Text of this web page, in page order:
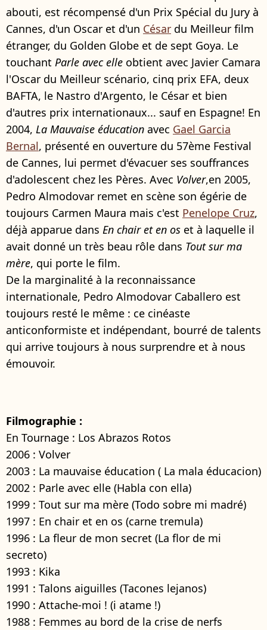
abouti, est récompensé d'un Prix Spécial du Jury à
Cannes, d'un Oscar et d'un César du Meilleur film
étranger, du Golden Globe et de sept Goya. Le
touchant Parle avec elle obtient avec Javier Camara
l'Oscar du Meilleur scénario, cinq prix EFA, deux
BAFTA, le Nastro d'Argento, le César et bien
d'autres prix internationaux... sauf en Espagne! En
2004, La Mauvaise éducation avec Gael Garcia
Bernal, présenté en ouverture du 57ème Festival
de Cannes, lui permet d'évacuer ses souffrances
d'adolescent chez les Pères. Avec Volver,en 2005,
Pedro Almodovar remet en scène son égérie de
toujours Carmen Maura mais c'est Penelope Cruz,
déjà apparue dans En chair et en os et à laquelle il
avait donné un très beau rôle dans Tout sur ma
mère, qui porte le film.
De la marginalité à la reconnaissance
internationale, Pedro Almodovar Caballero est
toujours resté le même : ce cinéaste
anticonformiste et indépendant, bourré de talents
qui arrive toujours à nous surprendre et à nous
émouvoir.
Filmographie :
En Tournage : Los Abrazos Rotos
2006 : Volver
2003 : La mauvaise éducation ( La mala éducacion)
2002 : Parle avec elle (Habla con ella)
1999 : Tout sur ma mère (Todo sobre mi madré)
1997 : En chair et en os (carne tremula)
1996 : La fleur de mon secret (La flor de mi
secreto)
1993 : Kika
1991 : Talons aiguilles (Tacones lejanos)
1990 : Attache-moi ! (i atame !)
1988 : Femmes au bord de la crise de nerfs